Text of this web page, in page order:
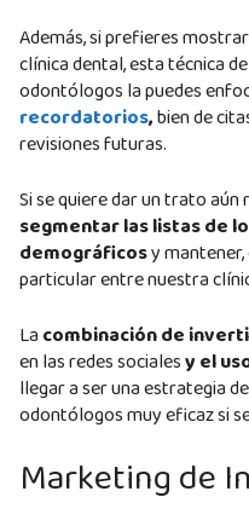
Además, si prefieres
clínica dental, esta técnica
odontólogos la puedes
recordatorios,bien de
revisiones futuras.
Si se quiere dar un trato aún
segmentar las listas de
demográficosy
particular entre nuestra
La combinación de
en las redes socialesy el
llegar a ser una estrategia
odontólogos muy eficaz si
Marketing de